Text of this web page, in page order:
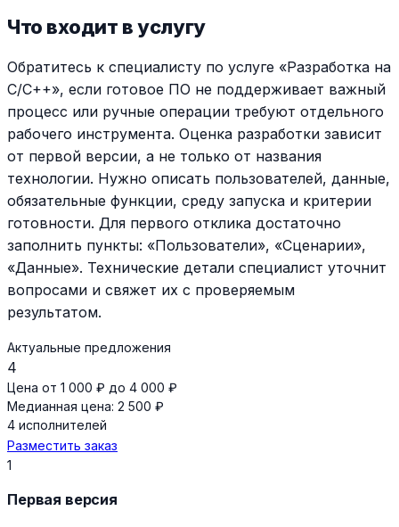
Что входит в услугу
Обратитесь к специалисту по услуге «Разработка на
C/C++», если готовое ПО не поддерживает важный
процесс или ручные операции требуют отдельного
рабочего инструмента. Оценка разработки зависит
от первой версии, а не только от названия
технологии. Нужно описать пользователей, данные,
обязательные функции, среду запуска и критерии
готовности. Для первого отклика достаточно
заполнить пункты: «Пользователи», «Сценарии»,
«Данные». Технические детали специалист уточнит
вопросами и свяжет их с проверяемым
результатом.
Актуальные предложения
4
Цена от 1 000 ₽ до 4 000 ₽
Медианная цена: 2 500 ₽
4 исполнителей
Разместить заказ
1
Первая версия